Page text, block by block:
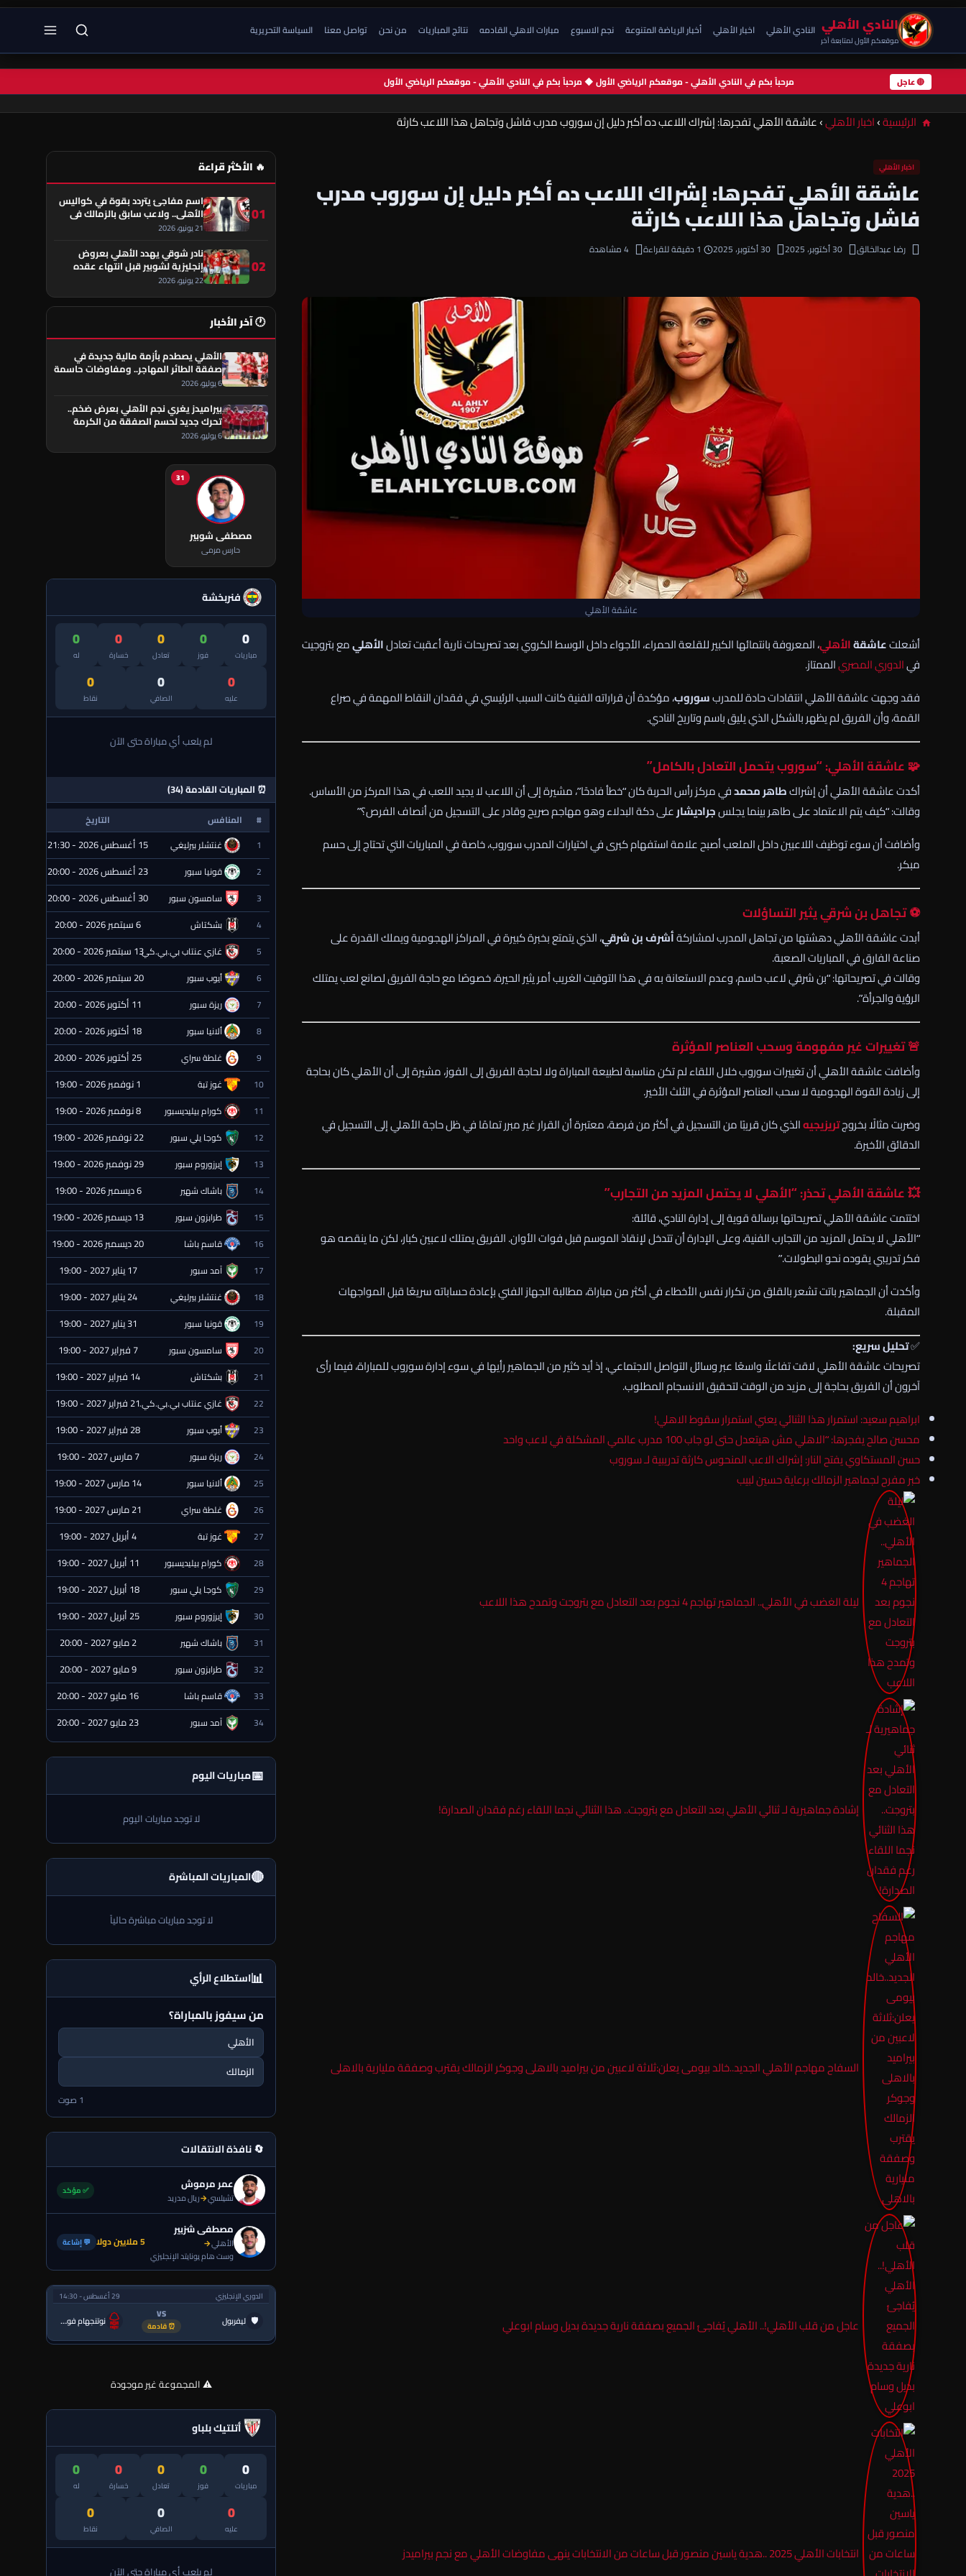
النادي الأهلي
موقعكم الأول لمتابعة آخر
النادي الأهلي اخبار الأهلي أخبار الرياضة المتنوعة نجم الاسبوع مبارات الاهلي القادمه نتائج المباريات من نحن تواصل معنا السياسة التحريرية
🔴 عاجل مرحباً بكم في النادي الأهلي - موقعكم الرياضي الأول ◆ مرحباً بكم في النادي الأهلي - موقعكم الرياضي الأول
الرئيسية›اخبار الأهلي›عاشقة الأهلي تفجرها: إشراك اللاعب ده أكبر دليل إن سوروب مدرب فاشل وتجاهل هذا اللاعب كارثة
اخبار الأهلي
عاشقة الأهلي تفجرها: إشراك اللاعب ده أكبر دليل إن سوروب مدرب
فاشل وتجاهل هذا اللاعب كارثة
رضا عبدالخالق 30 أكتوبر، 2025 30 أكتوبر، 2025 1 دقيقة للقراءة 4 مشاهدة
عاشقة الأهلي
أشعلتعاشقةالأهلي، المعروفة بانتمائها الكبير للقلعة الحمراء، الأجواء داخل الوسط الكروي بعد تصريحات نارية أعقبت تعادلالأهليمع بتروجيت
فيالدوري المصريالممتاز.
فقد وجهت عاشقة الأهلي انتقادات حادة للمدربسوروب، مؤكدة أن قراراته الفنية كانت السبب الرئيسي في فقدان النقاط المهمة في صراع
القمة، وأن الفريق لم يظهر بالشكل الذي يليق باسم وتاريخ النادي.
🧩 عاشقة الأهلي: “سوروب يتحمل التعادل بالكامل”
أكدت عاشقة الأهلي أن إشراكطاهر محمدفي مركز رأس الحربة كان “خطأ فادحًا”، مشيرة إلى أن اللاعب لا يجيد اللعب في هذا المركز من الأساس.
وقالت: “كيف يتم الاعتماد على طاهر بينما يجلسجراديشارعلى دكة البدلاء وهو مهاجم صريح وقادر على التسجيل من أنصاف الفرص؟”
وأضافت أن سوء توظيف اللاعبين داخل الملعب أصبح علامة استفهام كبرى في اختيارات المدرب سوروب، خاصة في المباريات التي تحتاج إلى حسم
مبكر.
⚽️ تجاهل بن شرقي يثير التساؤلات
أبدت عاشقة الأهلي دهشتها من تجاهل المدرب لمشاركةأشرف بن شرقي، الذي يتمتع بخبرة كبيرة في المراكز الهجومية ويملك القدرة على
صناعة الفارق في المباريات الصعبة.
وقالت في تصريحاتها: “بن شرقي لاعب حاسم، وعدم الاستعانة به في هذا التوقيت الغريب أمر يثير الحيرة، خصوصًا مع حاجة الفريق لصانع لعب يمتلك
الرؤية والجرأة”.
🚨 تغييرات غير مفهومة وسحب العناصر المؤثرة
وأضافت عاشقة الأهلي أن تغييرات سوروب خلال اللقاء لم تكن مناسبة لطبيعة المباراة ولا لحاجة الفريق إلى الفوز، مشيرة إلى أن الأهلي كان بحاجة
إلى زيادة القوة الهجومية لا سحب العناصر المؤثرة في الثلث الأخير.
وضربت مثالًا بخروجتريزيجيهالذي كان قريبًا من التسجيل في أكثر من فرصة، معتبرة أن القرار غير مبرر تمامًا في ظل حاجة الأهلي إلى التسجيل في
الدقائق الأخيرة.
💥 عاشقة الأهلي تحذر: “الأهلي لا يحتمل المزيد من التجارب”
اختتمت عاشقة الأهلي تصريحاتها برسالة قوية إلى إدارة النادي، قائلة:
“الأهلي لا يحتمل المزيد من التجارب الفنية، وعلى الإدارة أن تتدخل لإنقاذ الموسم قبل فوات الأوان. الفريق يمتلك لاعبين كبار، لكن ما ينقصه هو
فكر تدريبي يقوده نحو البطولات.”
وأكدت أن الجماهير باتت تشعر بالقلق من تكرار نفس الأخطاء في أكثر من مباراة، مطالبة الجهاز الفني بإعادة حساباته سريعًا قبل المواجهات
المقبلة.
✅تحليل سريع:
تصريحات عاشقة الأهلي لاقت تفاعلًا واسعًا عبر وسائل التواصل الاجتماعي، إذ أيد كثير من الجماهير رأيها في سوء إدارة سوروب للمباراة، فيما رأى
آخرون أن الفريق بحاجة إلى مزيد من الوقت لتحقيق الانسجام المطلوب.
ابراهيم سعيد: استمرار هذا الثنائي يعني استمرار سقوط الاهلي!
محسن صالح يفجرها: “الاهلي مش هيتعدل حتى لو جاب 100 مدرب عالمي المشكلة في لاعب واحد
حسن المستكاوي يفتح النار: إشراك الاعب المنحوس كارثة تدريبية لـ سوروب
خبر مفرح لجماهير الزمالك برعاية حسين لبيب
ليلة الغضب في الأهلي.. الجماهير تهاجم 4 نجوم بعد التعادل مع بتروجت وتمدح هذا اللاعب
إشادة جماهيرية لـ ثنائي الأهلي بعد التعادل مع بتروجت.. هذا الثنائي نجما اللقاء رغم فقدان الصدارة!
السفاح مهاجم الأهلي الجديد..خالد بيومى يعلن:ثلاثة لاعبين من بيراميد بالاهلى وجوكر الزمالك يقترب وصفقة مليارية بالاهلى
عاجل من قلب الأهلي!.. الأهلي يُفاجئ الجميع بصفقة نارية جديدة بديل وسام ابوعلي
انتخابات الأهلي 2025 ..هدية ياسين منصور قبل ساعات من الانتخابات ينهى مفاوضات الأهلي مع نجم بيراميدز
🔥 الأكثر قراءة
01
اسم مفاجئ يتردد بقوة في كواليس
الأهلي.. ولاعب سابق بالزمالك في
قلب الحكاية!
21 يونيو، 2026
02
نادر شوقي يهدد الأهلي بعروض
إنجليزية لشوبير قبل انتهاء عقده
22 يونيو، 2026
🕐 آخر الأخبار
الأهلي يصطدم بأزمة مالية جديدة في
صفقة الطائر المهاجر.. ومفاوضات حاسمة
تقترب من الحسم
6 يوليو، 2026
بيراميدز يغري نجم الأهلي بعرض ضخم..
تحرك جديد لحسم الصفقة من الكرمة
العراقي
6 يوليو، 2026
31
مصطفى شوبير
حارس مرمى
فنربخشة
0
مباريات
0
فوز
0
تعادل
0
خسارة
0
له
0
عليه
0
الصافي
0
نقاط
لم يلعب أي مباراة حتى الآن
⏰ المباريات القادمة (34)
# المنافس التاريخ
1
غنتشلر بيرليغي 15 أغسطس 2026 - 21:30
2 قونيا سبور 23 أغسطس 2026 - 20:00
3 سامسون سبور 30 أغسطس 2026 - 20:00
4 بشكتاش 6 سبتمبر 2026 - 20:00
5 غازي عنتاب بي.بي.كي.13 سبتمبر 2026 - 20:00
6 أيوب سبور 20 سبتمبر 2026 - 20:00
7 ريزة سبور 11 أكتوبر 2026 - 20:00
8 ألانيا سبور 18 أكتوبر 2026 - 20:00
9 غلطة سراي 25 أكتوبر 2026 - 20:00
10 غوز تبة 1 نوفمبر 2026 - 19:00
11 كورام بيليديسبور 8 نوفمبر 2026 - 19:00
12 كوجا يلي سبور 22 نوفمبر 2026 - 19:00
13 إيرزوروم سبور 29 نوفمبر 2026 - 19:00
14 باشاك شهير 6 ديسمبر 2026 - 19:00
15 طرابزون سبور 13 ديسمبر 2026 - 19:00
16 قاسم باشا 20 ديسمبر 2026 - 19:00
17 آمد سبور 17 يناير 2027 - 19:00
18 غنتشلر بيرليغي 24 يناير 2027 - 19:00
19 قونيا سبور 31 يناير 2027 - 19:00
20 سامسون سبور 7 فبراير 2027 - 19:00
21 بشكتاش 14 فبراير 2027 - 19:00
22 غازي عنتاب بي.بي.كي.21 فبراير 2027 - 19:00
23 أيوب سبور 28 فبراير 2027 - 19:00
24 ريزة سبور 7 مارس 2027 - 19:00
25 ألانيا سبور 14 مارس 2027 - 19:00
26 غلطة سراي 21 مارس 2027 - 19:00
27 غوز تبة 4 أبريل 2027 - 19:00
28 كورام بيليديسبور 11 أبريل 2027 - 19:00
29 كوجا يلي سبور 18 أبريل 2027 - 19:00
30 إيرزوروم سبور 25 أبريل 2027 - 19:00
31 باشاك شهير 2 مايو 2027 - 20:00
32 طرابزون سبور 9 مايو 2027 - 20:00
33 قاسم باشا 16 مايو 2027 - 20:00
34 آمد سبور 23 مايو 2027 - 20:00
📅مباريات اليوم
لا توجد مباريات اليوم
🔴المباريات المباشرة
لا توجد مباريات مباشرة حالياً
📊استطلاع الرأي
من سيفوز بالمباراة؟
الأهلي
الزمالك
1 صوت
🔄 نافذة الانتقالات
عمر مرموش
تشيلسي→ريال مدريد
✅ مؤكد
مصطفى شزبير
الأهلي→
وست هام يونايتد الإنجليزي
5 ملايين دولا 💬 إشاعة
الدوري الإنجليزي 29 أغسطس - 14:30
🛡 ليفربول VS
⏰ قادمة نوتنجهام فورست
⚠️ المجموعة غير موجودة
أتلتيك بلباو
0
مباريات
0
فوز
0
تعادل
0
خسارة
0
له
0
عليه
0
الصافي
0
نقاط
لم يلعب أي مباراة حتى الآن